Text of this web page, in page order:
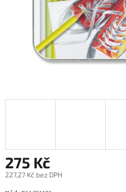
275 Kč
227,27 Kč bez DPH
Měrná